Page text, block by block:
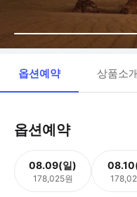
옵션예약 상품소개
옵션예약
08.09(일)
178,025원